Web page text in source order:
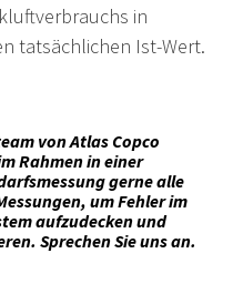
in
tatsächlichen Ist-Wert.
von Atlas Copco
Rahmen in einer
gerne alle
um Fehler im
aufzudecken und
Sprechen Sie uns an.